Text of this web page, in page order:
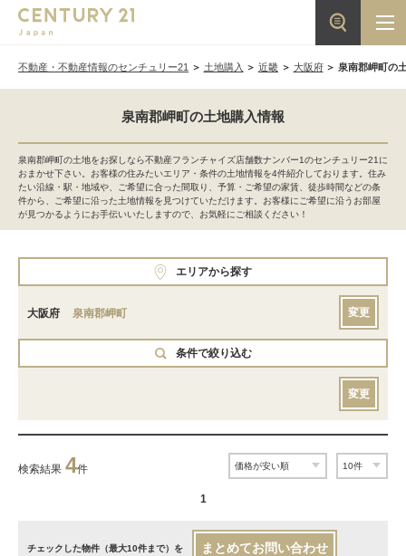
不動産・不動産情報のセンチュリー21 土地購入 近畿 大阪府 泉南郡岬町の
泉南郡岬町の土地購入情報
泉南郡岬町の土地をお探しなら不動産フランチャイズ店舗数ナンバー1のセンチュリー21に
おまかせ下さい。お客様の住みたいエリア・条件の土地情報を4件紹介しております。住み
たい沿線・駅・地域や、ご希望に合った間取り、予算・ご希望の家賃、徒歩時間などの条
件から、ご希望に沿った土地情報を見つけていただけます。お客様にご希望に沿うお部屋
が見つかるようにお手伝いいたしますので、お気軽にご相談ください！
エリアから探す
大阪府 泉南郡岬町 変更
条件で絞り込む
変更
検索結果 4件
1
チェックした物件（最大10件まで）を まとめてお問い合わせ